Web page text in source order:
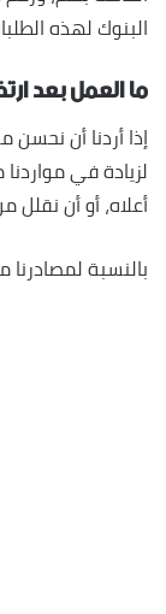
البنوك لهذه
ما العمل بعد
إذا أردنا أن
لزيادة في
أعلاه، أو أن نقلل
بالنسبة لمصادرنا